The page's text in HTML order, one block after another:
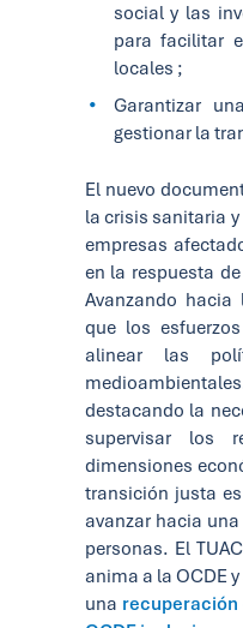
social y las
para facilitar
locales ;
Garantizar
gestionar la
El nuevo
la crisis sanitaria
empresas
en la respuesta
Avanzando hacia
que los
alinear las
destacando la
supervisar los
dimensiones
transición justa
avanzar hacia
personas. El
anima a la OCDE
una recuperación